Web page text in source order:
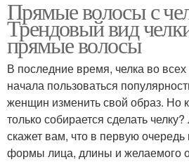
Прямые волосы с
Трендовый вид
прямые волосы
В последние время, челка во
начала пользоваться
женщин изменить свой образ. Но
только собирается сделать
скажет вам, что в первую очередь
формы лица, длины и желаемого